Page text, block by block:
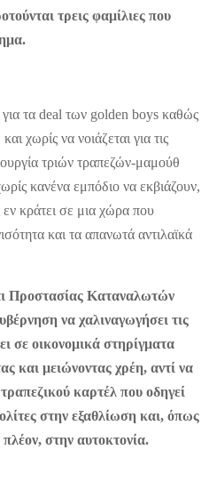
τρεις φαμίλιες που
τα deal των golden boys καθώς
χωρίς να νοιάζεται για τις
τριών τραπεζών-μαμούθ
κανένα εμπόδιο να εκβιάζουν,
εν κράτει σε μια χώρα που
και τα απανωτά αντιλαϊκά
Προστασίας Καταναλωτών
να χαλιναγωγήσει τις
σε οικονομικά στηρίγματα
και μειώνοντας χρέη, αντί να
καρτέλ που οδηγεί
στην εξαθλίωση και, όπως
στην αυτοκτονία.